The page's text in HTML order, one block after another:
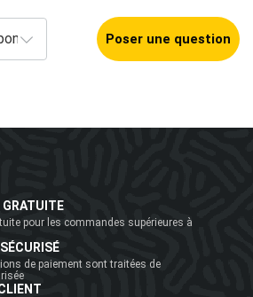
Poser une question
GRATUITE
pour les commandes supérieures à
de paiement sont traitées de